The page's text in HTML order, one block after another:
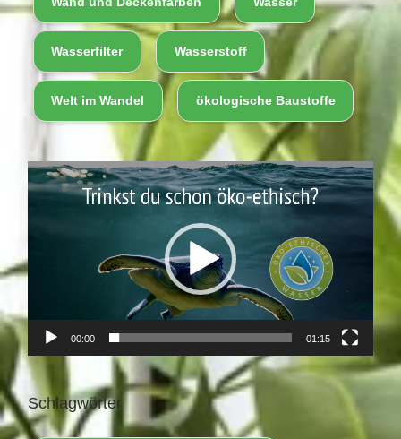
Wasserfilter Wasserstoff
Welt im Wandel ökologische Baustoffe
V
i
o
P
a
y
e
00:00 01:15
Schlagwörter